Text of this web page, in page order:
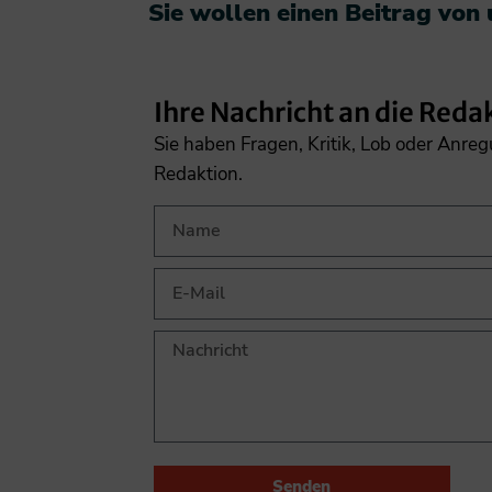
Sie wollen einen Beitrag von
Ihre Nachricht an die
Sie haben Fragen, Kritik, Lob oder
Redaktion.
Senden